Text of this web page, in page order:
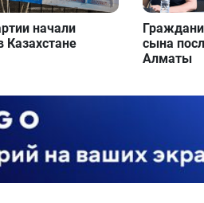
начали
сына
Алматы